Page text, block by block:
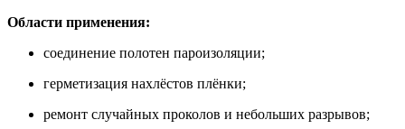
Области применения:
соединение полотен пароизоляции;
герметизация нахлёстов плёнки;
ремонт случайных проколов и небольших разрывов;